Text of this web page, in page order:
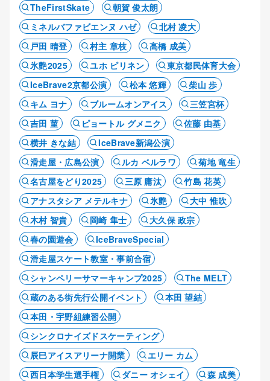
TheFirstSkate
朝賀 俊太朗
ミネルバファビエンヌ ハゼ
北村 凌大
戸田 晴登
村主 章枝
高橋 成美
氷艶2025
ユホ ピリネン
東京都民体育大会
IceBrave2京都公演
松本 悠輝
柴山 歩
キム ヨナ
ブルームオンアイス
三笠宮杯
吉田 菫
ピョートル グメニク
佐藤 由基
横井 きな結
IceBrave新潟公演
滑走屋・広島公演
ルカ ベルラワ
菊地 竜生
名古屋をどり2025
三原 庸汰
竹島 花英
アナスタシア メテルキナ
氷艶
大中 惟吹
木村 智貴
岡崎 隼士
大久保 政宗
春の園遊会
IceBraveSpecial
滑走屋スケート教室・事前合宿
シャンペリーサマーキャンプ2025
The MELT
蔵のある街先行公開イベント
本田 望結
本田・宇野組練習公開
シンクロナイズドスケーティング
辰巳アイスアリーナ開業
エリー カム
西日本学生選手権
ダニー オシェイ
森 成美